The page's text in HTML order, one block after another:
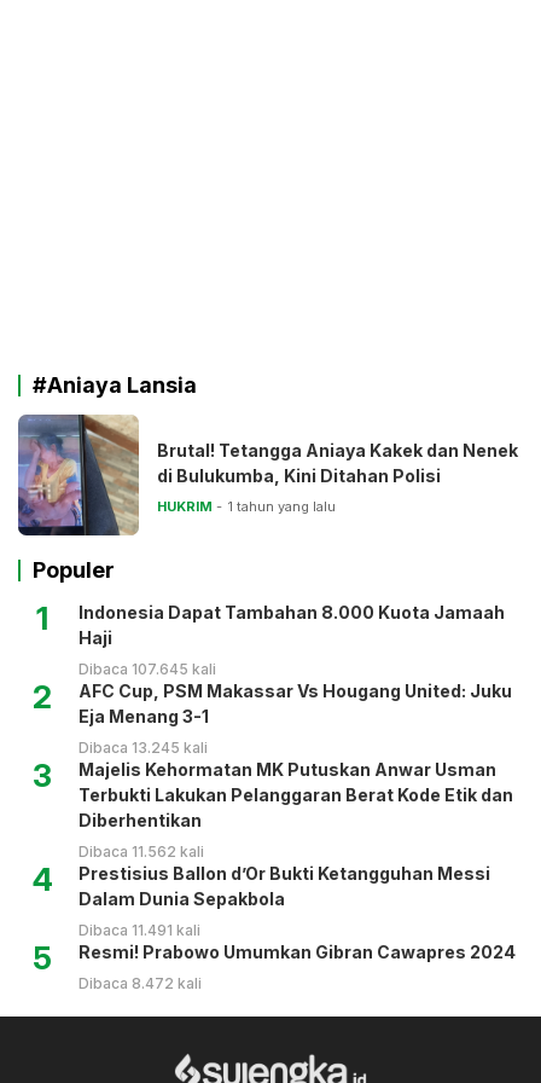
#Aniaya Lansia
Brutal! Tetangga Aniaya Kakek dan Nenek
di Bulukumba, Kini Ditahan Polisi
HUKRIM 1 tahun yang lalu
Populer
1
Indonesia Dapat Tambahan 8.000 Kuota Jamaah
Haji
Dibaca 107.645 kali
2
AFC Cup, PSM Makassar Vs Hougang United: Juku
Eja Menang 3-1
Dibaca 13.245 kali
3
Majelis Kehormatan MK Putuskan Anwar Usman
Terbukti Lakukan Pelanggaran Berat Kode Etik dan
Diberhentikan
Dibaca 11.562 kali
4
Prestisius Ballon d’Or Bukti Ketangguhan Messi
Dalam Dunia Sepakbola
Dibaca 11.491 kali
5 Resmi! Prabowo Umumkan Gibran Cawapres 2024
Dibaca 8.472 kali